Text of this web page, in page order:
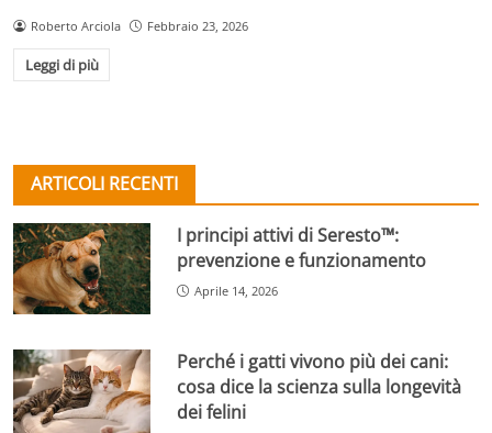
Roberto Arciola Febbraio 23, 2026
Leggi di più
ARTICOLI RECENTI
I principi attivi di Seresto™:
prevenzione e funzionamento
Aprile 14, 2026
Perché i gatti vivono più dei cani:
cosa dice la scienza sulla longevità
dei felini